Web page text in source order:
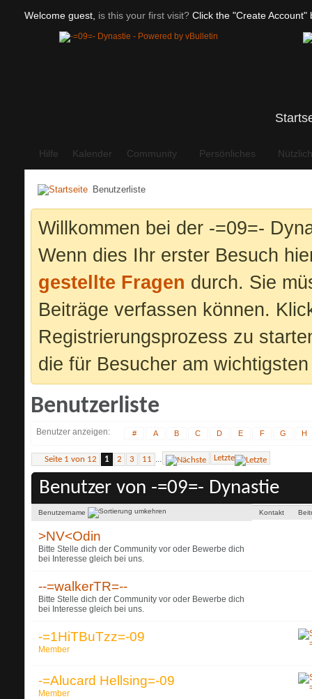
Welcome guest, is this your first visit? Click the "Create Account"
Hilfe Kalender Community Persönliches
Benutzerliste
Willkommen bei der -=09=-
Wenn dies Ihr erster Besuch
gestellte Fragen durch. Sie
Beiträge verfassen können.
Registrierungsprozess zu
die für Besucher am
Benutzerliste
Benutzer anzeigen # A B C D E F G H
Seite 1 von 12 1 2 3 11 ... Letzte
Benutzer von -=09=- Dynastie
Benutzername Kontakt
>NV<Odin
Bitte Stelle dich der Community vor oder Bewerbe dich
bei Interesse gleich bei uns.
--=walkerTR=--
Bitte Stelle dich der Community vor oder Bewerbe dich
bei Interesse gleich bei uns.
-=1HiTBuTzz=-09
Member
-=Alucard Hellsing=-09
Member